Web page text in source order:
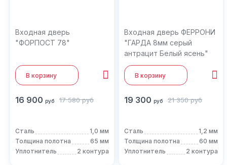
Входная дверь
"ФОРПОСТ 78"
В корзину
16 900 руб 17 580 руб
Сталь
1,0 мм
Толщина полотна
65 мм
Уплотнитель
2 контура
Входная дверь ФЕРРОНИ
"ГАРДА 8мм серый
антрацит Белый ясень"
В корзину
19 300 руб 21 350 руб
Сталь
1,2 мм
Толщина полотна
60 мм
Уплотнитель
2 контура